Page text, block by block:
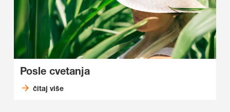
Posle cvetanja
čitaj više